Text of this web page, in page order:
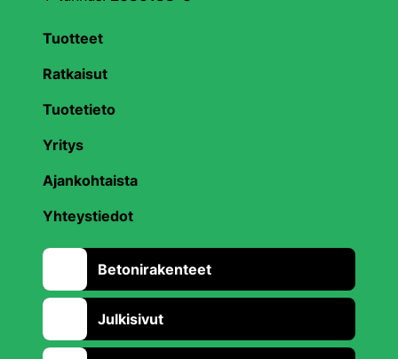
Tuotteet
Ratkaisut
Tuotetieto
Yritys
Ajankohtaista
Yhteystiedot
Betonirakenteet
Julkisivut